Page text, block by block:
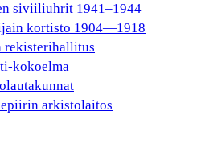
siviiliuhrit 1941–1944
kortisto 1904—1918
rekisterihallitus
kokoelma
arkistolaitos